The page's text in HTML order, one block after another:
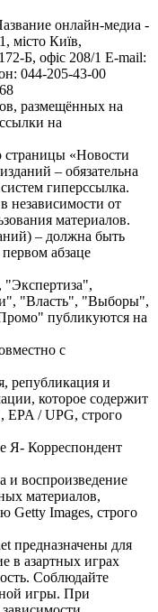
онлайн-медиа -
місто Київ,
Б, офіс 208/1 E-mail:
044-205-43-00
размещённых на
на
страницы «Новости
– обязательна
гиперссылка.
независимости от
материалов.
– должна быть
абзаце
"Власть", "Выборы",
публикуются на
с
републикация и
которое содержит
/ UPG, строго
Я- Корреспондент
и воспроизведение
материалов,
Getty Images, строго
предназначены для
в азартных играх
Соблюдайте
игры. При